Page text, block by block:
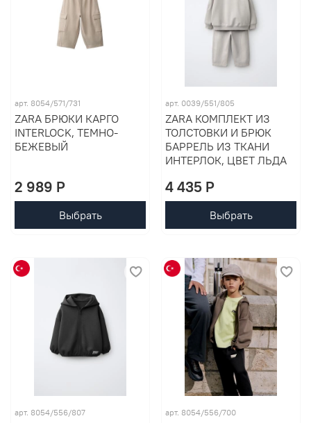
арт. 8054/571/731
ZARA БРЮКИ КАРГО
INTERLOCK, ТЕМНО-
БЕЖЕВЫЙ
2 989 P
Выбрать
арт. 0039/551/805
ZARA КОМПЛЕКТ ИЗ
ТОЛСТОВКИ И БРЮК
БАРРЕЛЬ ИЗ ТКАНИ
ИНТЕРЛОК, ЦВЕТ ЛЬДА
4 435 P
Выбрать
арт. 8054/556/807 арт. 8054/556/700